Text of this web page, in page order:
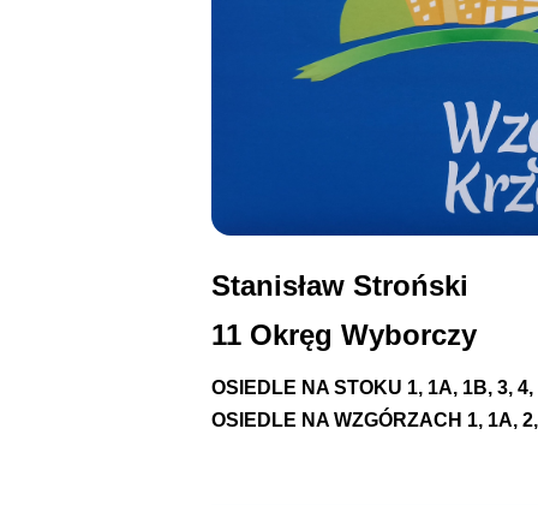
Stanisław Stroński
11 Okręg Wyborczy
OSIEDLE NA STOKU 1, 1A, 1B, 3,
OSIEDLE NA WZGÓRZACH 1, 1A,